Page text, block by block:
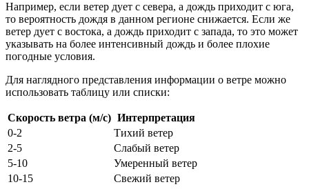
Например, если ветер дует с севера, а дождь приходит с юга,
то вероятность дождя в данном регионе снижается. Если же
ветер дует с востока, а дождь приходит с запада, то это может
указывать на более интенсивный дождь и более плохие
погодные условия.
Для наглядного представления информации о ветре можно
использовать таблицу или списки:
Скорость ветра (м/с) Интерпретация
0-2
Тихий ветер
2-5
Слабый ветер
5-10
Умеренный ветер
10-15
Свежий ветер